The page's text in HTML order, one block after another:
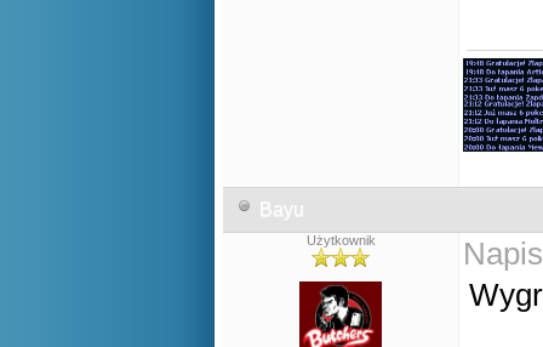
Bayu
Użytkownik